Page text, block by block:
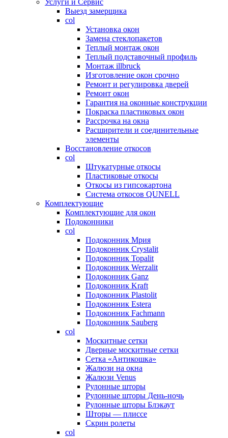
Услуги и Сервис
Выезд замерщика
col
Установка окон
Замена стеклопакетов
Теплый монтаж окон
Теплый подставочный профиль
Монтаж illbruck
Изготовление окон срочно
Ремонт и регулировка дверей
Ремонт окон
Гарантия на оконные конструкции
Покраска пластиковых окон
Рассрочка на окна
Расширители и соединительные
элементы
Восстановление откосов
col
Штукатурные откосы
Пластиковые откосы
Откосы из гипсокартона
Система откосов QUNELL
Комплектующие
Комплектующие для окон
Подоконники
col
Подоконник Мрия
Подоконник Crystalit
Подоконник Topalit
Подоконник Werzalit
Подоконник Ganz
Подоконник Kraft
Подоконник Plastolit
Подоконник Estera
Подоконник Fachmann
Подоконник Sauberg
col
Москитные сетки
Дверные москитные сетки
Сетка «Антикошка»
Жалюзи на окна
Жалюзи Venus
Рулонные шторы
Рулонные шторы День-ночь
Рулонные шторы Блэкаут
Шторы — плиссе
Скрин ролеты
col